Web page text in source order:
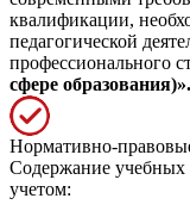
квалификации,
педагогической
профессионального
сфере образования)».
Нормативно-
Содержание учебных
учетом: